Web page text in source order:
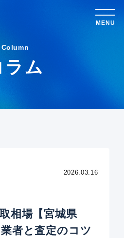
MENU
Column
ラム
2026.03.16
相場【宮城県
者と査定のコツ